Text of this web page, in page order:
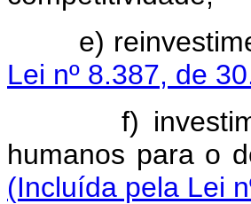
e)
Lei nº 8.387, de
f)
humanos para o
(Incluída pela Lei